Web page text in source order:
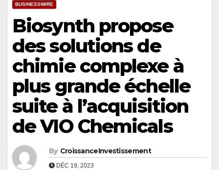
BUSINESSWIRE
Biosynth propose
des solutions de
chimie complexe à
plus grande échelle
suite à l’acquisition
de VIO Chemicals
By CroissanceInvestissement
DÉC 19, 2023